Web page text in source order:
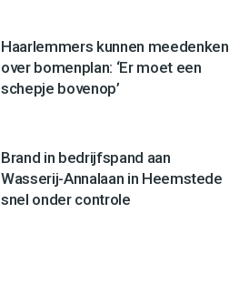
Haarlemmers kunnen meedenken
over bomenplan: ‘Er moet een
schepje bovenop’
Brand in bedrijfspand aan
Wasserij-Annalaan in Heemstede
snel onder controle